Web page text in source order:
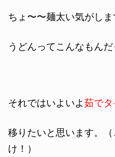
ちょ〜〜麺太い気がし
うどんってこんなもんだ
それではいよいよ茹でタ
移りたいと思います。
け！）